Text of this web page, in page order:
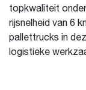
topkwaliteit
rijsnelheid van 6
pallettrucks in
logistieke